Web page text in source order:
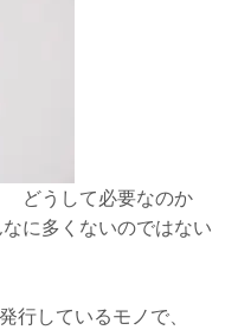
どうして必要なのか
に多くないのではない
行しているモノで、